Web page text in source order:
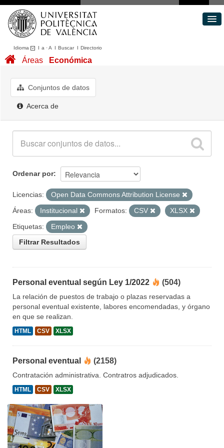
Idioma I a ·A I BuscarI Directorio
Conjuntos de datos
Acerca de
Áreas Económica
Conjuntos de datos
Acerca de
Ordenar por
Licencias:
Open Data Commons Attribution License
Áreas:
Institucional Formatos: CSV
XLSX
Etiquetas:
Empleo
Filtrar Resultados
Personal eventual según Ley 1/2022 (504)
La relación de puestos de trabajo o plazas reservadas a
personal eventual existente, labores encomendadas, y órgano
en que se realizan.
HTML CSV XLSX
Personal eventual (2158)
Contratación administrativa. Contratros adjudicados.
HTML CSV XLSX